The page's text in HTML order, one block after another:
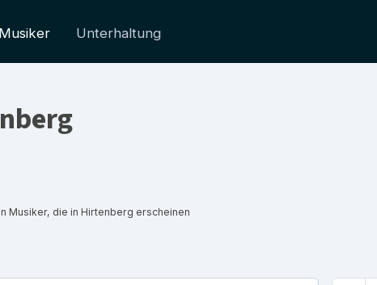
Musiker Unterhaltung
Musiker, die in Hirtenberg erscheinen